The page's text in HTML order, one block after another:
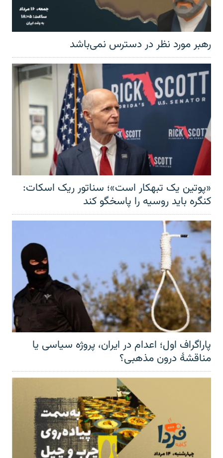
رهبر مورد نظر در دسترس نمی‌باشد
«پوتین یک تبهکار است»؛ سناتور ریک اسکات:
کنگره باید روسیه را پاسخگو کند
پاراگراف اول؛ اعدام در ایران، پروژه سیاسی یا
مناقشهٔ درون مذهبی؟